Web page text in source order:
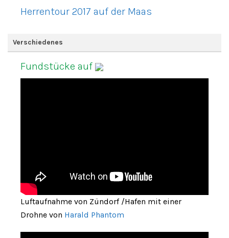
Herrentour 2017 auf der Maas
Verschiedenes
Fundstücke auf
Luftaufnahme von Zündorf /Hafen mit einer
Drohne von Harald Phantom